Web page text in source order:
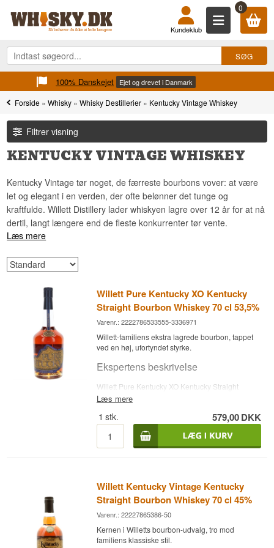
0
Kundeklub
100% Danskejet Ejet og drevet i Danmark
Forside »Whisky »Whisky Destillerier » Kentucky Vintage Whiskey
Filtrer visning
KENTUCKY VINTAGE WHISKEY
Kentucky Vintage tør noget, de færreste bourbons vover: at være
let og elegant i en verden, der ofte belønner det tunge og
kraftfulde. Willett Distillery lader whiskyen lagre over 12 år for at nå
dertil, langt længere end de fleste konkurrenter tør vente.
Læs mere
Willett Pure Kentucky XO Kentucky
Straight Bourbon Whiskey 70 cl 53,5%
Varenr.: 2222786533555-3336971
Willett-familiens ekstra lagrede bourbon, tappet
ved en høj, ufortyndet styrke.
Ekspertens beskrivelse
Willett Pure Kentucky XO Kentucky Straight
Bourbon Whiskey er en ekstra moden udgave af
Willett Distilling Company blev grundlagt i 1936
af brødrene Thompson og Johnny Willett, som
byggede destilleriet på familiens gård i
Bardstown og brændte det første parti whisky 17.
destilleriet er i dag stadig familieejet og -drevet af
Thompson Willetts børnebørn.
Smagsnoter
Næse
Læs mere
1 stk. 579,00DKK
Willett Kentucky Vintage Kentucky
Straight Bourbon Whiskey 70 cl 45%
Varenr.: 22227865386-50
Kernen i Willetts bourbon-udvalg, tro mod
familiens klassiske stil.